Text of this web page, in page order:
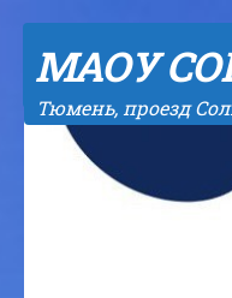
МАОУ
Тюмень, проезд